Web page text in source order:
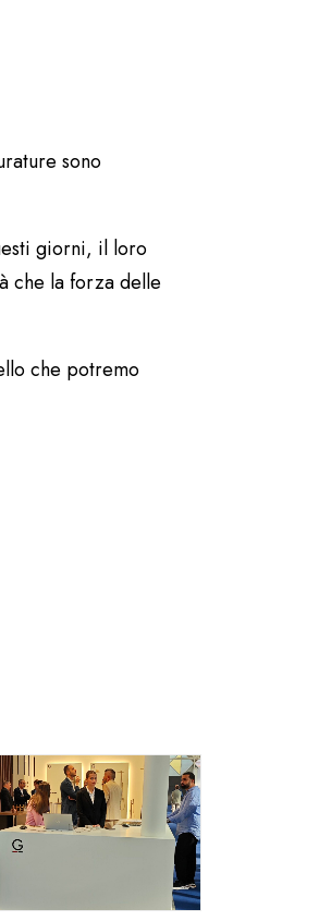
sono
giorni, il loro
che la forza delle
che potremo